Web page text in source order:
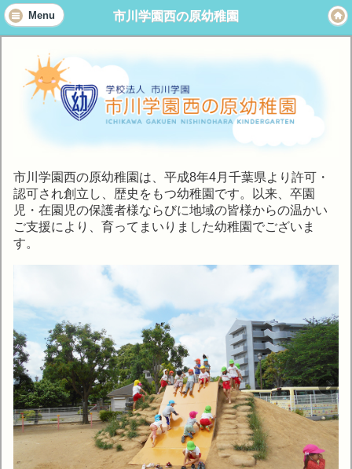
Menu 市川学園西の原幼稚園
市川学園西の原幼稚園は、平成8年4月千葉県より許可・
認可され創立し、歴史をもつ幼稚園です。以来、卒園
児・在園児の保護者様ならびに地域の皆様からの温かい
ご支援により、育ってまいりました幼稚園でございま
す。